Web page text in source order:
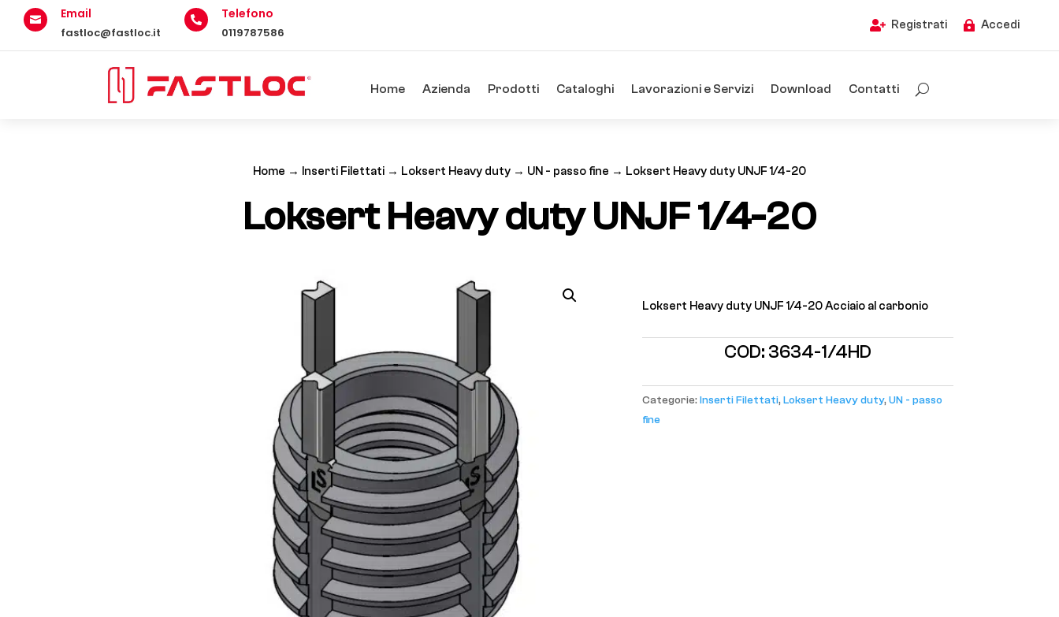
 Email
fastloc@fastloc.it
 Telefono
0119787586  Registrati  Accedi
Home Azienda Prodotti Cataloghi Lavorazioni e Servizi Download Contatti
Home → Inserti Filettati → Loksert Heavy duty → UN - passo fine → Loksert Heavy duty UNJF 1/4-20
Loksert Heavy duty UNJF 1/4-20
Loksert Heavy duty UNJF 1/4-20 Acciaio al carbonio
COD: 3634-1/4HD
Categorie: Inserti Filettati, Loksert Heavy duty, UN - passo
fine